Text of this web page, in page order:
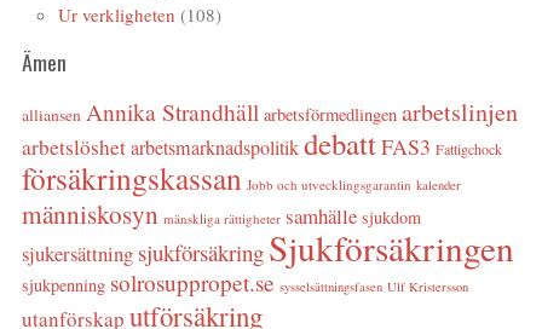
Ur verkligheten (108)
Ämen
alliansen Annika Strandhäll arbetsförmedlingen arbetslinjen
arbetslöshet arbetsmarknadspolitik debattFAS3 Fattigchock
försäkringskassan Jobb och utvecklingsgarantin kalender
människosyn mänskliga rättigheter samhälle sjukdom
sjukersättning sjukförsäkring Sjukförsäkringen
sjukpenning solrosuppropet.se sysselsättningsfasen Ulf Kristersson
utanförskap utförsäkring